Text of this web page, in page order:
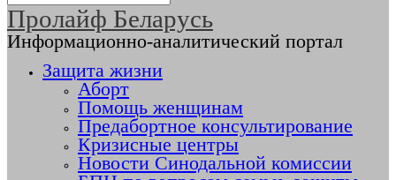
Пролайф Беларусь
Информационно-аналитический портал
Защита жизни
Аборт
Помощь женщинам
Предабортное консультирование
Кризисные центры
Новости Синодальной комиссии